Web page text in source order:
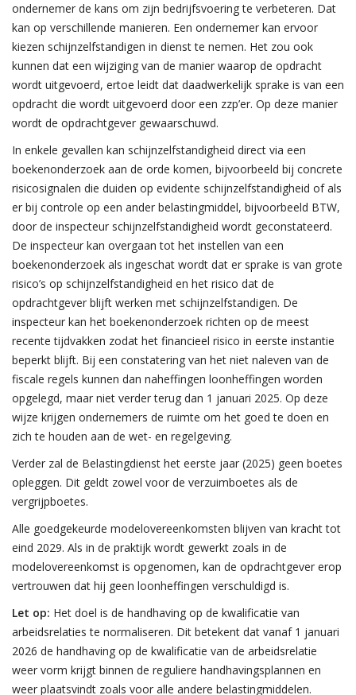
ondernemer de kans om zijn bedrijfsvoering te verbeteren. Dat
kan op verschillende manieren. Een ondernemer kan ervoor
kiezen schijnzelfstandigen in dienst te nemen. Het zou ook
kunnen dat een wijziging van de manier waarop de opdracht
wordt uitgevoerd, ertoe leidt dat daadwerkelijk sprake is van een
opdracht die wordt uitgevoerd door een zzp’er. Op deze manier
wordt de opdrachtgever gewaarschuwd.
In enkele gevallen kan schijnzelfstandigheid direct via een
boekenonderzoek aan de orde komen, bijvoorbeeld bij concrete
risicosignalen die duiden op evidente schijnzelfstandigheid of als
er bij controle op een ander belastingmiddel, bijvoorbeeld BTW,
door de inspecteur schijnzelfstandigheid wordt geconstateerd.
De inspecteur kan overgaan tot het instellen van een
boekenonderzoek als ingeschat wordt dat er sprake is van grote
risico’s op schijnzelfstandigheid en het risico dat de
opdrachtgever blijft werken met schijnzelfstandigen. De
inspecteur kan het boekenonderzoek richten op de meest
recente tijdvakken zodat het financieel risico in eerste instantie
beperkt blijft. Bij een constatering van het niet naleven van de
fiscale regels kunnen dan naheffingen loonheffingen worden
opgelegd, maar niet verder terug dan 1 januari 2025. Op deze
wijze krijgen ondernemers de ruimte om het goed te doen en
zich te houden aan de wet- en regelgeving.
Verder zal de Belastingdienst het eerste jaar (2025) geen boetes
opleggen. Dit geldt zowel voor de verzuimboetes als de
vergrijpboetes.
Alle goedgekeurde modelovereenkomsten blijven van kracht tot
eind 2029. Als in de praktijk wordt gewerkt zoals in de
modelovereenkomst is opgenomen, kan de opdrachtgever erop
vertrouwen dat hij geen loonheffingen verschuldigd is.
Let op: Het doel is de handhaving op de kwalificatie van
arbeidsrelaties te normaliseren. Dit betekent dat vanaf 1 januari
2026 de handhaving op de kwalificatie van de arbeidsrelatie
weer vorm krijgt binnen de reguliere handhavingsplannen en
weer plaatsvindt zoals voor alle andere belastingmiddelen.